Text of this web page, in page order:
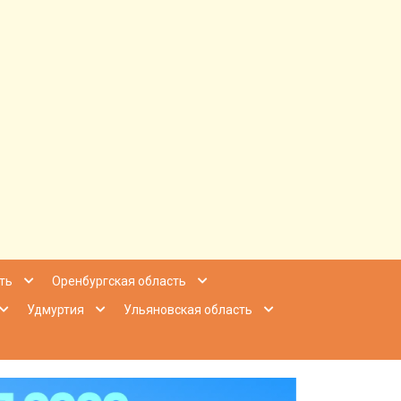
Приволжье
Оренбургская область
Удмуртия
Ульяновская область